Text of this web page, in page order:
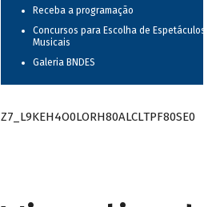
Receba a programação
Concursos para Escolha de Espetáculos
Musicais
Galeria BNDES
Z7_L9KEH4O0LORH80ALCLTPF80SE0